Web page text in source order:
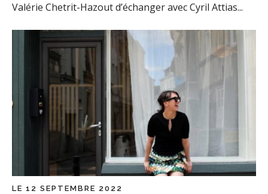
Valérie Chetrit-Hazout d’échanger avec Cyril Attias...
LE 12 SEPTEMBRE 2022